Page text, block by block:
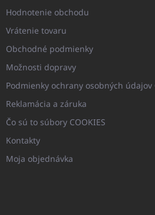
Hodnotenie obchodu
Vrátenie tovaru
Obchodné podmienky
Možnosti dopravy
Podmienky ochrany osobných údajov
Reklamácia a záruka
Čo sú to súbory COOKIES
Kontakty
Moja objednávka